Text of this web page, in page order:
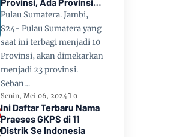
Toba Raya dan Provinsi
Tapanuli
Pulau Sumatera. Jambi,
S24- Pulau Sumatera yang
saat ini terbagi menjadi 10
Provinsi, akan dimekarkan
menjadi 23 provinsi.
Seban…
Senin, Mei 06, 2024 0
Ini Daftar Terbaru Nama
Praeses GKPS di 11
Distrik Se Indonesia